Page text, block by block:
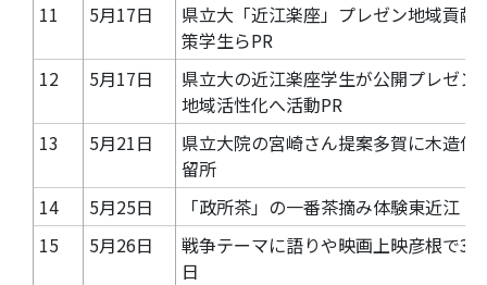
11
5月17日
県立大「近江楽座」プレゼン地域貢献
策学生らPR
12
5月17日
県立大の近江楽座学生が公開プレゼン
地域活性化へ活動PR
13
5月21日
県立大院の宮崎さん提案多賀に木造停
留所
14
5月25日
「政所茶」の一番茶摘み体験東近江
15
5月26日
戦争テーマに語りや映画上映彦根で31
日